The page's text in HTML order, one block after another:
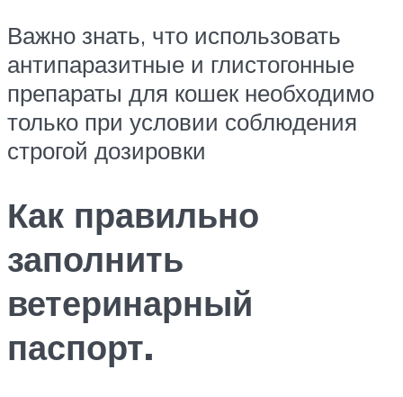
Важно знать, что использовать
антипаразитные и глистогонные
препараты для кошек необходимо
только при условии соблюдения
строгой дозировки
Как правильно
заполнить
ветеринарный
паспорт.